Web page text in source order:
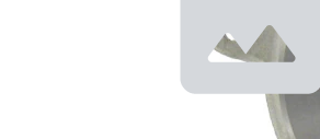
transmizie
cu
caneluri
Material roata
metal